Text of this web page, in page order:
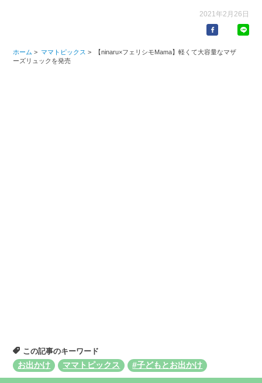
2021年2月26日
ホーム > ママトピックス >
【ninaru×フェリシモMama】軽くて大容量なマザ
ーズリュックを発売
この記事のキーワード
お出かけ
ママトピックス #子どもとお出かけ